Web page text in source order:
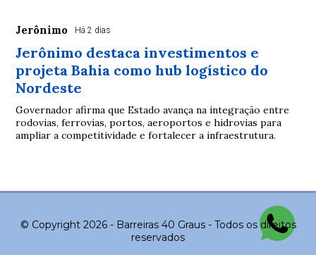
Jerônimo Há 2 dias
Jerônimo destaca investimentos e
projeta Bahia como hub logístico do
Nordeste
Governador afirma que Estado avança na integração entre
rodovias, ferrovias, portos, aeroportos e hidrovias para
ampliar a competitividade e fortalecer a infraestrutura.
© Copyright 2026 - Barreiras 40 Graus - Todos os direitos
reservados